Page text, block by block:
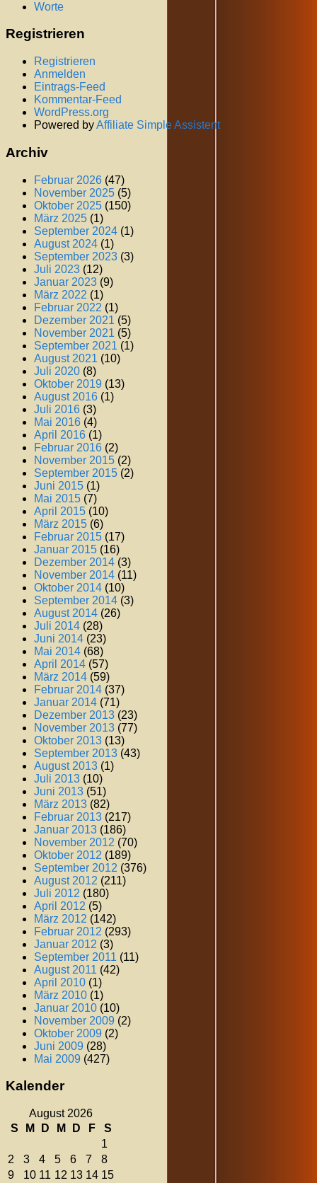
Worte
Registrieren
Registrieren
Anmelden
Eintrags-Feed
Kommentar-Feed
WordPress.org
Powered byAffiliate Simple Assistent
Archiv
Februar 2026 (47)
November 2025 (5)
Oktober 2025 (150)
März 2025 (1)
September 2024 (1)
August 2024 (1)
September 2023 (3)
Juli 2023 (12)
Januar 2023 (9)
März 2022 (1)
Februar 2022 (1)
Dezember 2021 (5)
November 2021 (5)
September 2021 (1)
August 2021 (10)
Juli 2020 (8)
Oktober 2019 (13)
August 2016 (1)
Juli 2016 (3)
Mai 2016 (4)
April 2016 (1)
Februar 2016 (2)
November 2015 (2)
September 2015 (2)
Juni 2015 (1)
Mai 2015 (7)
April 2015 (10)
März 2015 (6)
Februar 2015 (17)
Januar 2015 (16)
Dezember 2014 (3)
November 2014 (11)
Oktober 2014 (10)
September 2014 (3)
August 2014 (26)
Juli 2014 (28)
Juni 2014 (23)
Mai 2014 (68)
April 2014 (57)
März 2014 (59)
Februar 2014 (37)
Januar 2014 (71)
Dezember 2013 (23)
November 2013 (77)
Oktober 2013 (13)
September 2013 (43)
August 2013 (1)
Juli 2013 (10)
Juni 2013 (51)
März 2013 (82)
Februar 2013 (217)
Januar 2013 (186)
November 2012 (70)
Oktober 2012 (189)
September 2012 (376)
August 2012 (211)
Juli 2012 (180)
April 2012 (5)
März 2012 (142)
Februar 2012 (293)
Januar 2012 (3)
September 2011 (11)
August 2011 (42)
April 2010 (1)
März 2010 (1)
Januar 2010 (10)
November 2009 (2)
Oktober 2009 (2)
Juni 2009 (28)
Mai 2009 (427)
Kalender
August 2026
S
M D M D F
S
1
2
3 4 5 6 7
8
9
10 11 12 13 14 15